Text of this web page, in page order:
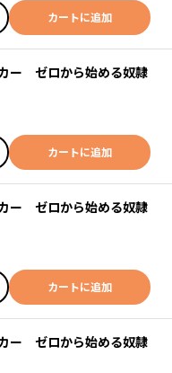
カートに追加
ー ゼロから始める奴隷
カートに追加
ー ゼロから始める奴隷
カートに追加
ー ゼロから始める奴隷